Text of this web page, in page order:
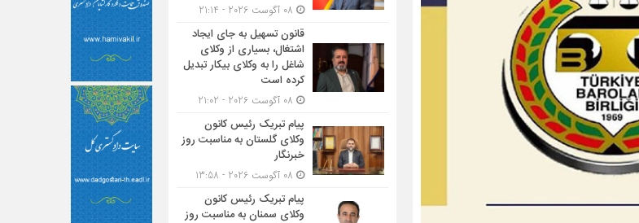
قانون تسهیل به جای ایجاد
اشتغال، بسیاری از وکلای
شاغل را به وکلای بیکار تبدیل
کرده است
پیام تبریک رئیس کانون
وکلای گلستان به مناسبت روز
خبرنگار
پیام تبریک رئیس کانون
وکلای سمنان به مناسبت روز